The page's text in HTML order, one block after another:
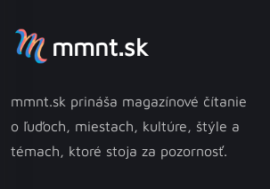
mmnt.sk
mmnt.sk prináša magazínové čítanie
o ľuďoch, miestach, kultúre, štýle a
témach, ktoré stoja za pozornosť.